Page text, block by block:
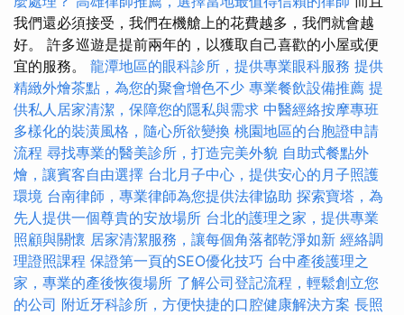
我們還必須接受，我們在機艙上的花費越多，我們就會越
好。 許多巡遊是提前兩年的，以獲取自己喜歡的小屋或便
宜的服務。 龍潭地區的眼科診所，提供專業眼科服務 提供
精緻外燴茶點，為您的聚會增色不少 專業餐飲設備推薦 提
供私人居家清潔，保障您的隱私與需求 中醫經絡按摩專班
多樣化的裝潢風格，隨心所欲變換 桃園地區的台胞證申請
流程 尋找專業的醫美診所，打造完美外貌 自助式餐點外
燴，讓賓客自由選擇 台北月子中心，提供安心的月子照護
環境 台南律師，專業律師為您提供法律協助 探索寶塔，為
先人提供一個尊貴的安放場所 台北的護理之家，提供專業
照顧與關懷 居家清潔服務，讓每個角落都乾淨如新 經絡調
理證照課程 保證第一頁的SEO優化技巧 台中產後護理之
家，專業的產後恢復場所 了解公司登記流程，輕鬆創立您
的公司 附近牙科診所，方便快捷的口腔健康解決方案 長照